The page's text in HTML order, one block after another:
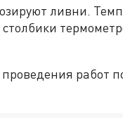
ливни.
работ